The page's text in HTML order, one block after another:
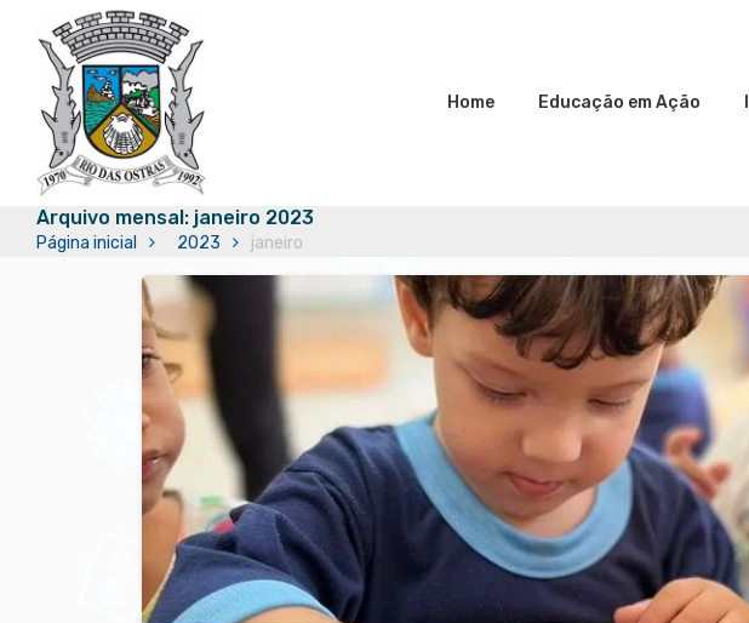
Home Educação em Ação
Arquivo mensal: janeiro 2023
Página inicial 2023 janeiro